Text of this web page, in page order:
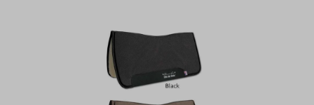
Bildergalerie überspringen